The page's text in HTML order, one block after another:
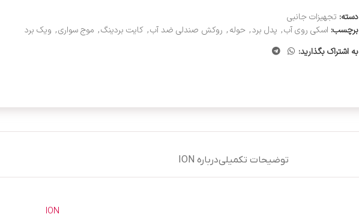
دسته: تجهیزات جانبی
برچسب: اسکی روی آب, پدل برد, حوله, روکش صندلی ضد آب, کایت بردینگ, موج سواری, ویک برد
به اشتراک بگذارید:
توضیحات تکمیلیدرباره ION
ION